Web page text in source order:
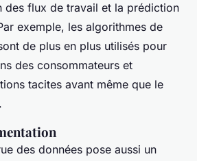
des flux de travail et la prédiction
exemple, les algorithmes de
de plus en plus utilisés pour
des consommateurs et
tacites avant même que le
des données pose aussi un